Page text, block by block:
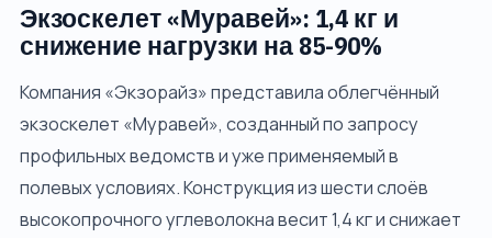
Экзоскелет «Муравей»: 1,4 кг и
снижение нагрузки на 85-90%
Компания «Экзорайз» представила облегчённый
экзоскелет «Муравей», созданный по запросу
профильных ведомств и уже применяемый в
полевых условиях. Конструкция из шести слоёв
высокопрочного углеволокна весит 1,4 кг и снижает